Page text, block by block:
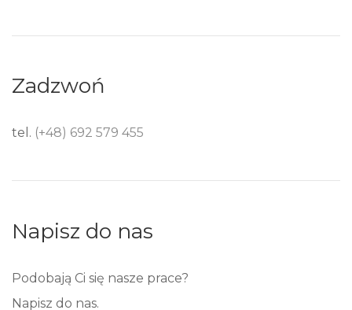
Zadzwoń
tel. (+48) 692 579 455
Napisz do nas
Podobają Ci się nasze prace?
Napisz do nas.